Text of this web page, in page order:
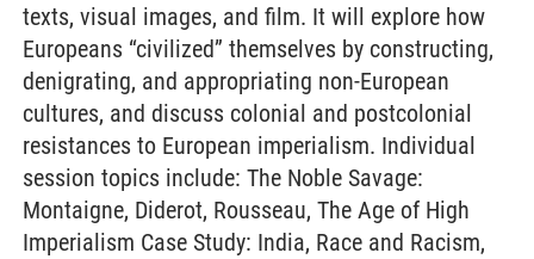
texts, visual images, and film. It will explore how
Europeans “civilized” themselves by constructing,
denigrating, and appropriating non-European
cultures, and discuss colonial and postcolonial
resistances to European imperialism. Individual
session topics include: The Noble Savage:
Montaigne, Diderot, Rousseau, The Age of High
Imperialism Case Study: India, Race and Racism,